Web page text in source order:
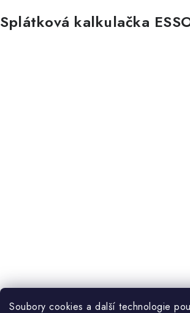
Soubory cookies a další technologie
Nákup na splátky ESSOX
Splátková kalkulačka